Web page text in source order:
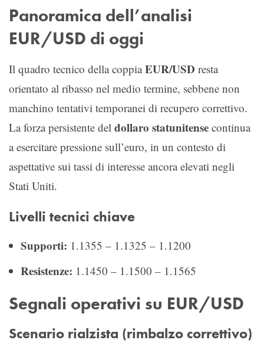
Panoramica dell’analisi
EUR/USD di oggi
Il quadro tecnico della coppiaEUR/USD resta
orientato al ribasso nel medio termine, sebbene non
manchino tentativi temporanei di recupero correttivo.
La forza persistente del dollaro statunitense continua
a esercitare pressione sull’euro, in un contesto di
aspettative sui tassi di interesse ancora elevati negli
Stati Uniti.
Livelli tecnici chiave
Supporti: 1.1355 – 1.1325 – 1.1200
Resistenze: 1.1450 – 1.1500 – 1.1565
Segnali operativi su EUR/USD
Scenario rialzista (rimbalzo correttivo)